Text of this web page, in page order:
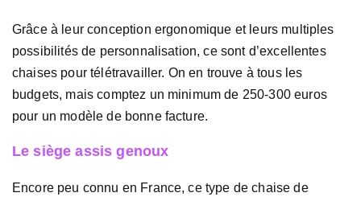
Grâce à leur conception ergonomique et leurs multiples
possibilités de personnalisation, ce sont d’excellentes
chaises pour télétravailler. On en trouve à tous les
budgets, mais comptez un minimum de 250-300 euros
pour un modèle de bonne facture.
Le siège assis genoux
Encore peu connu en France, ce type de chaise de